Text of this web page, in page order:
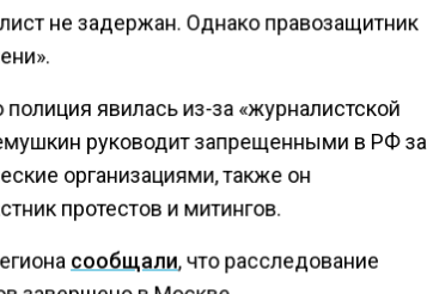
не задержан. Однако правозащитник
полиция явилась из-за «журналистской
руководит запрещенными в РФ за
организациями, также он
протестов и митингов.
сообщали, что расследование